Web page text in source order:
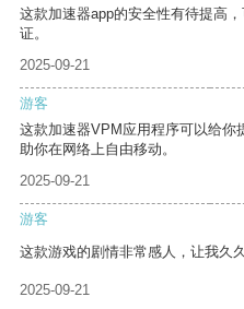
这款加速器app的安全性有待提高
证。
2025-09-21
游客
这款加速器VPM应用程序可以给你
助你在网络上自由移动。
2025-09-21
游客
这款游戏的剧情非常感人，让我久
2025-09-21